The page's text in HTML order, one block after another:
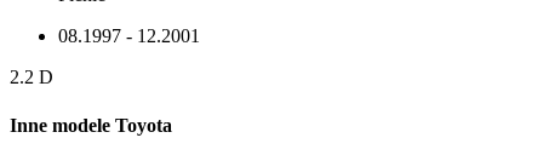
08.1997 - 12.2001
2.2 D
Inne modele Toyota